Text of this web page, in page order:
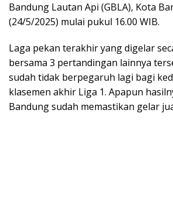
Bandung Lautan Api (GBLA), Kota
(24/5/2025) mulai pukul 16.00 WIB.
Laga pekan terakhir yang digelar
bersama 3 pertandingan lainnya
sudah tidak berpegaruh lagi bagi
klasemen akhir Liga 1. Apapun
Bandung sudah memastikan gelar